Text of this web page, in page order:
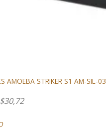
AMOEBA STRIKER S1 AM-SIL-03
30,72